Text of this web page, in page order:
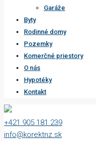
Garáže
Byty
Rodinné domy
Pozemky
Komerčné priestory
O nás
Hypotéky
Kontakt
+421 905 181 239
info@korektnz.sk